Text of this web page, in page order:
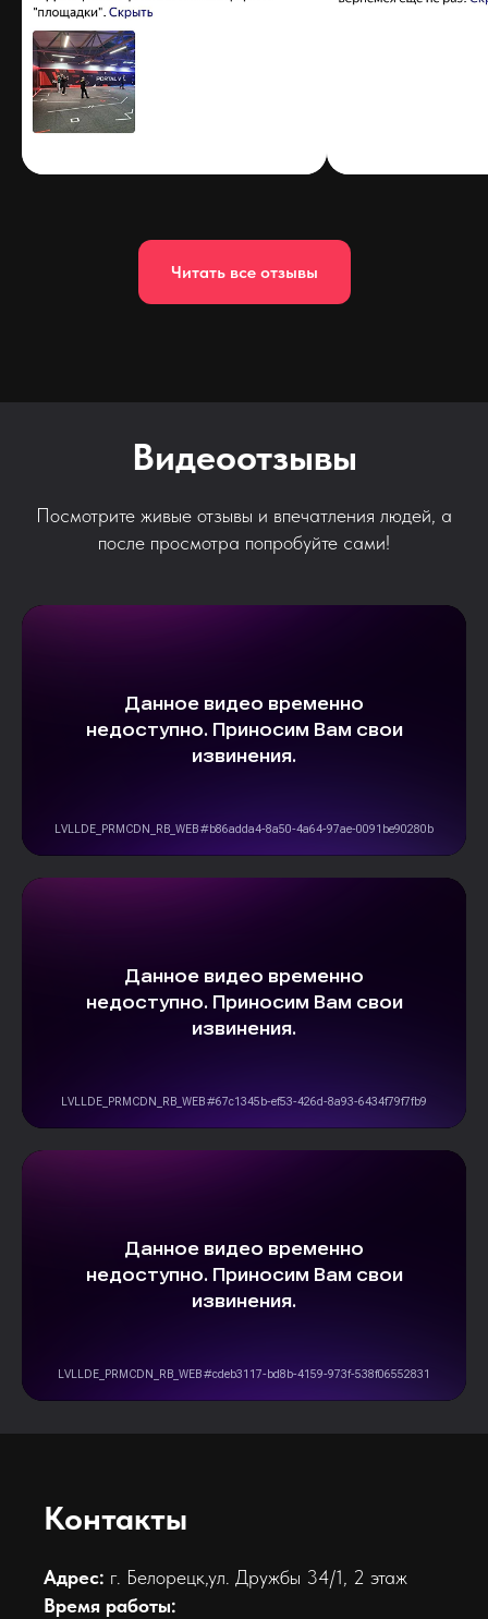
Читать все отзывы
Видеоотзывы
Посмотрите живые отзывы и впечатления людей, а
после просмотра попробуйте сами!
Контакты
Адрес: г. Белорецк,ул. Дружбы 34/1, 2 этаж
Время работы: